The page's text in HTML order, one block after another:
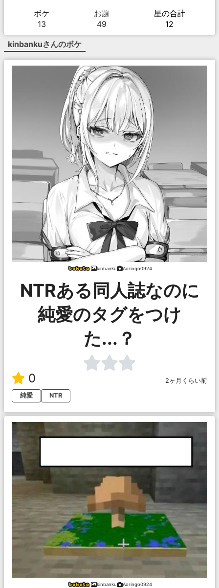
ボケ
13
お題
49
星の合計
12
kinbankuさんのボケ
kinbanku Aoringo0924
NTRある同人誌なのに
純愛のタグをつけ
た...？
0
2ヶ月くらい前
純愛
NTR
kinbanku Aoringo0924